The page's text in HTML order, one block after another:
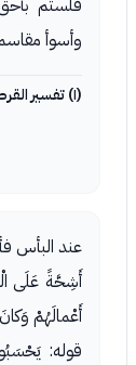
فلستم
وأسوأ
(١) تفسير القرطبي: ١٤/ ١٥٢.
عند البأس
أَشِحَّةً عَلَى
أَعْمالَهُمْ
قوله: